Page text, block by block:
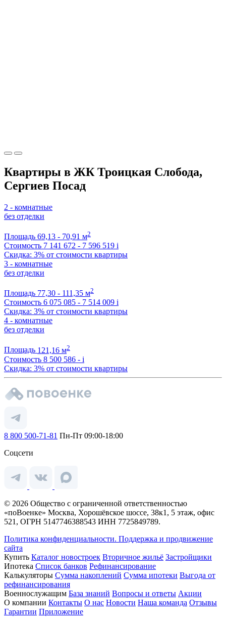
Квартиры в ЖК Троицкая Слобода,
Сергиев Посад
2 - комнатные
без отделки
Площадь 69,13 - 70,91 м2
Стоимость 7 141 672 - 7 596 519 i
Скидка: 3% от стоимости квартиры
3 - комнатные
без отделки
Площадь 77,30 - 111,35 м2
Стоимость 6 075 085 - 7 514 009 i
Скидка: 3% от стоимости квартиры
4 - комнатные
без отделки
Площадь 121,16 м2
Стоимость 8 500 586 - i
Скидка: 3% от стоимости квартиры
8 800 500-71-81 Пн-Пт 09:00-18:00
Соцсети
© 2026 Общество с ограниченной ответственностью
«поВоенке» Москва, Хорошёвское шоссе, 38к1, 5 этаж, офис
521, ОГРН 5147746388543 ИНН 7725849789.
Политика конфиденциальности. Поддержка и продвижение
сайта
Купить Каталог новостроек Вторичное жильё Застройщики
Ипотека Список банков Рефинансирование
Калькуляторы Сумма накоплений Сумма ипотеки Выгода от
рефинансирования
Военнослужащим База знаний Вопросы и ответы Акции
О компании Контакты О нас Новости Наша команда Отзывы
Гарантии Приложение